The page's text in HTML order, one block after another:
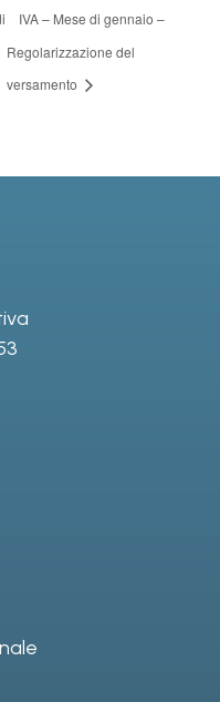
IVA – Mese di gennaio –
Regolarizzazione del
versamento